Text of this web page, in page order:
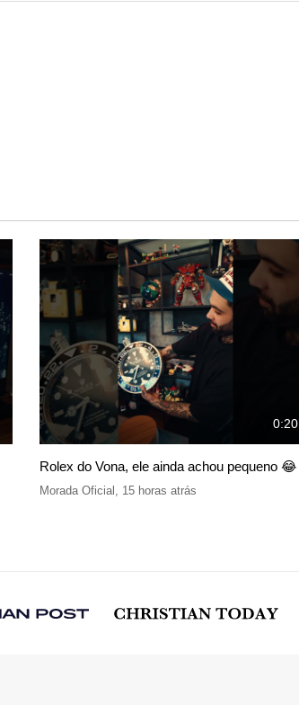
0:20
Rolex do Vona, ele ainda achou pequeno 😂
Morada Oficial 15 horas atrás